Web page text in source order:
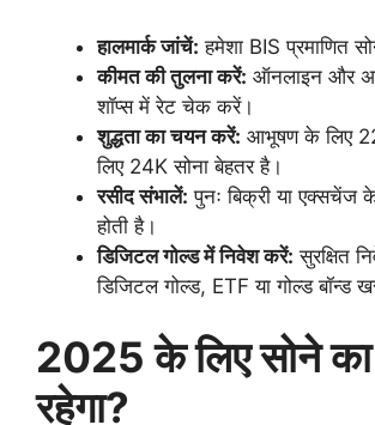
हालमार्क जांचें: हमेशा BIS प्रमाणित
कीमत की तुलना करें: ऑनलाइन और
शॉप्स में रेट चेक करें।
शुद्धता का चयन करें: आभूषण के लिए
लिए 24K सोना बेहतर है।
रसीद संभालें: पुनः बिक्री या एक्सचेंज
होती है।
डिजिटल गोल्ड में निवेश करें: सुरक्षित
डिजिटल गोल्ड, ETF या गोल्ड बॉन्ड
2025 के लिए सोने का
रहेगा?